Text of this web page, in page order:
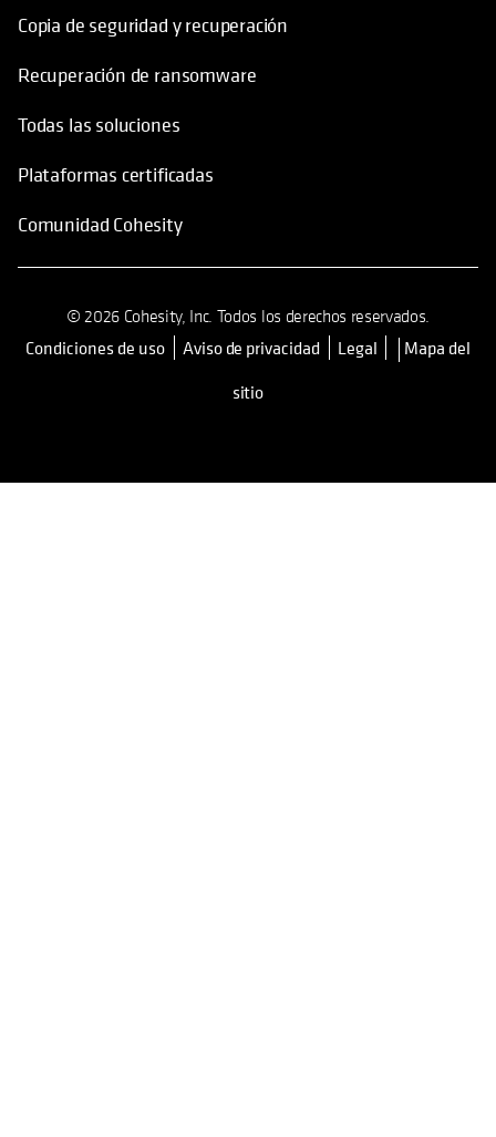
Copia de seguridad y recuperación
Recuperación de ransomware
Todas las soluciones
Plataformas certificadas
Comunidad Cohesity
© 2026 Cohesity, Inc. Todos los derechos reservados.
Condiciones de uso se abre en una pestaña nueva
Aviso de privacidad Legal
Mapa del
sitio